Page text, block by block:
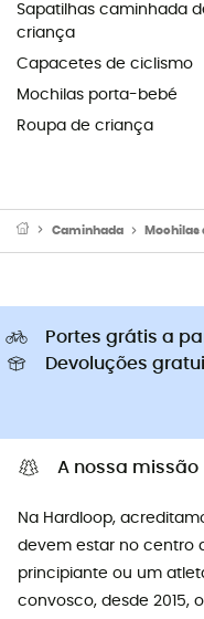
Sapatilhas caminhada
criança
Capacetes de ciclismo
Mochilas porta-bebé
Roupa de criança
Caminhada Mochilas
Portes grátis a
Devoluções
A nossa missão
Na Hardloop,
devem estar no centro
principiante ou um
convosco, desde 2015,